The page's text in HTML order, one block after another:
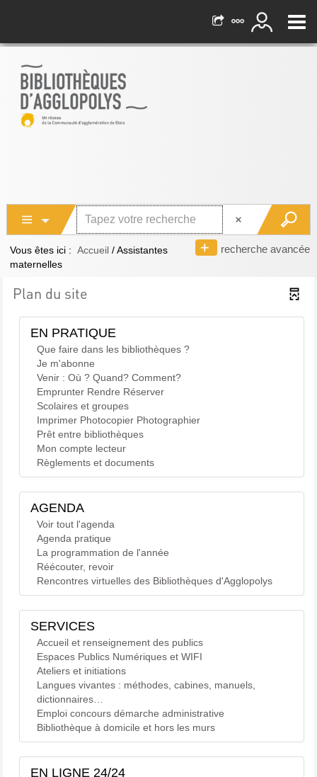
recherche avancée
Vous êtes ici : Accueil /Assistantes
maternelles
Plan du site
EN PRATIQUE
Que faire dans les bibliothèques ?
Je m'abonne
Venir : Où ? Quand? Comment?
Emprunter Rendre Réserver
Scolaires et groupes
Imprimer Photocopier Photographier
Prêt entre bibliothèques
Mon compte lecteur
Règlements et documents
AGENDA
Voir tout l'agenda
Agenda pratique
La programmation de l'année
Réécouter, revoir
Rencontres virtuelles des Bibliothèques d'Agglopolys
SERVICES
Accueil et renseignement des publics
Espaces Publics Numériques et WIFI
Ateliers et initiations
Langues vivantes : méthodes, cabines, manuels,
dictionnaires…
Emploi concours démarche administrative
Bibliothèque à domicile et hors les murs
EN LIGNE 24/24